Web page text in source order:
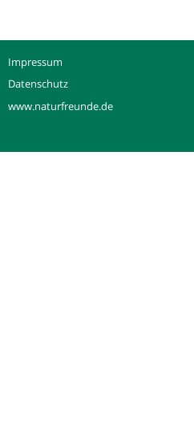
Impressum
Datenschutz
www.naturfreunde.de